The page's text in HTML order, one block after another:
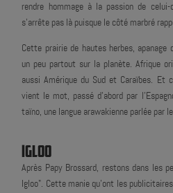
rendre hommage à la passion de
s'arrête pas là puisque le côté marbré
Cette prairie de hautes herbes,
un peu partout sur la planète. Afrique
aussi Amérique du Sud et Caraïbes. Et
vient le mot, passé d'abord par
taïno, une langue arawakienne parlée par
IGLOO
Après Papy Brossard, restons dans les
Igloo". Cette manie qu'ont les